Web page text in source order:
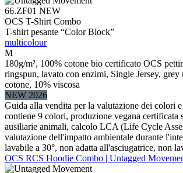
66.ZF01 NEW
OCS T-Shirt Combo
T-shirt pesante “Color Block”
multicolour
M
180g/m², 100% cotone bio certificato OCS
ringspun, lavato con enzimi, Single Jersey, grey
cotone, 10% viscosa
NEW 2026
Guida alla vendita per la valutazione dei colori
contiene 9 colori, produzione vegana certificata
ausiliarie animali, calcolo LCA (Life Cycle
valutazione dell'impatto ambientale durante
lavabile a 30°, non adatta all'asciugatrice, non
OCS RCS Hoodie Combo | Untagged